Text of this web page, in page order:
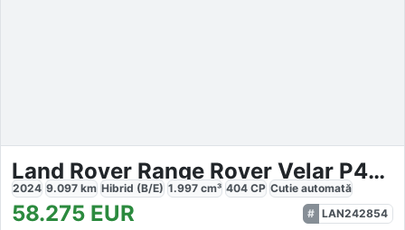
Land Rover Range Rover Velar P400e S
2024 9.097 km Hibrid (B/E) 1.997 cm³ 404 CP Cutie automată
58.275 EUR
LAN242854